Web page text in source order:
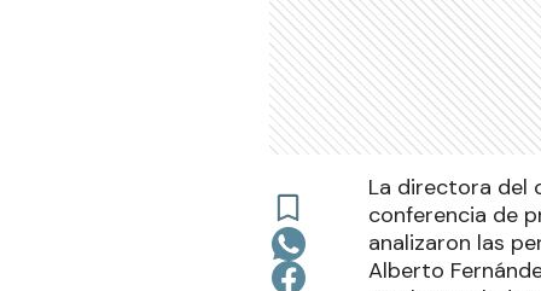
La directora del
conferencia de
analizaron las
Alberto